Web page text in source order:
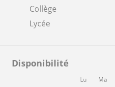
Collège
Lycée
Disponibilité
Lu Ma